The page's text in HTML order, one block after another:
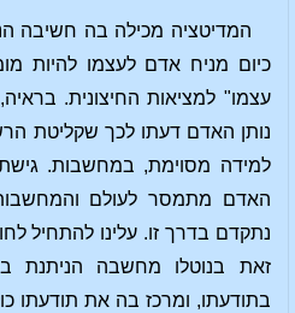
המדיטציה מכילה בה חשיבה
כיום מניח אדם לעצמו להיות
עצמו" למציאות החיצונית.
נותן האדם דעתו לכך שקליטת
למידה מסוימת, במחשבות.
האדם מתמסר לעולם
נתקדם בדרך זו. עלינו להתחיל
זאת בנוטלו מחשבה הניתנת
בתודעתו, ומרכז בה את תודעתו